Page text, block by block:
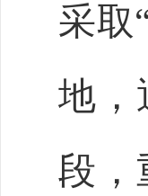
采取
地，
段，